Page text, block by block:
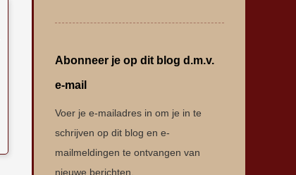
Abonneer je op dit blog d.m.v.
e-mail
Voer je e-mailadres in om je in te
schrijven op dit blog en e-
mailmeldingen te ontvangen van
nieuwe berichten.